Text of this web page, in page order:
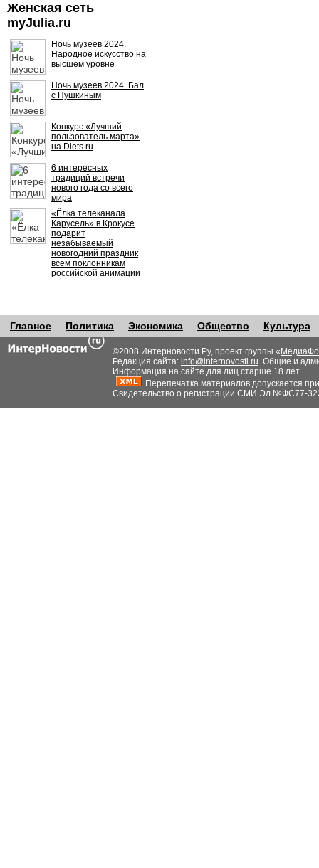
Женская сеть
myJulia.ru
Ночь музеев 2024.
Народное искусство на
высшем уровне
Ночь музеев 2024. Бал
с Пушкиным
Конкурс «Лучший
пользователь марта»
на Diets.ru
6 интересных
традиций встречи
нового года со всего
мира
«Ёлка телеканала
Карусель» в Крокусе
подарит
незабываемый
новогодний праздник
всем поклонникам
российской анимации
Главное Политика Экономика Общество Культура
©2008 Интерновости.Ру, проект группы «
Редакция сайта: info@internovosti.ru. Общие и
Информация на сайте для лиц старше 18 лет.
Перепечатка материалов допускается
Свидетельство о регистрации СМИ Эл №ФС77-